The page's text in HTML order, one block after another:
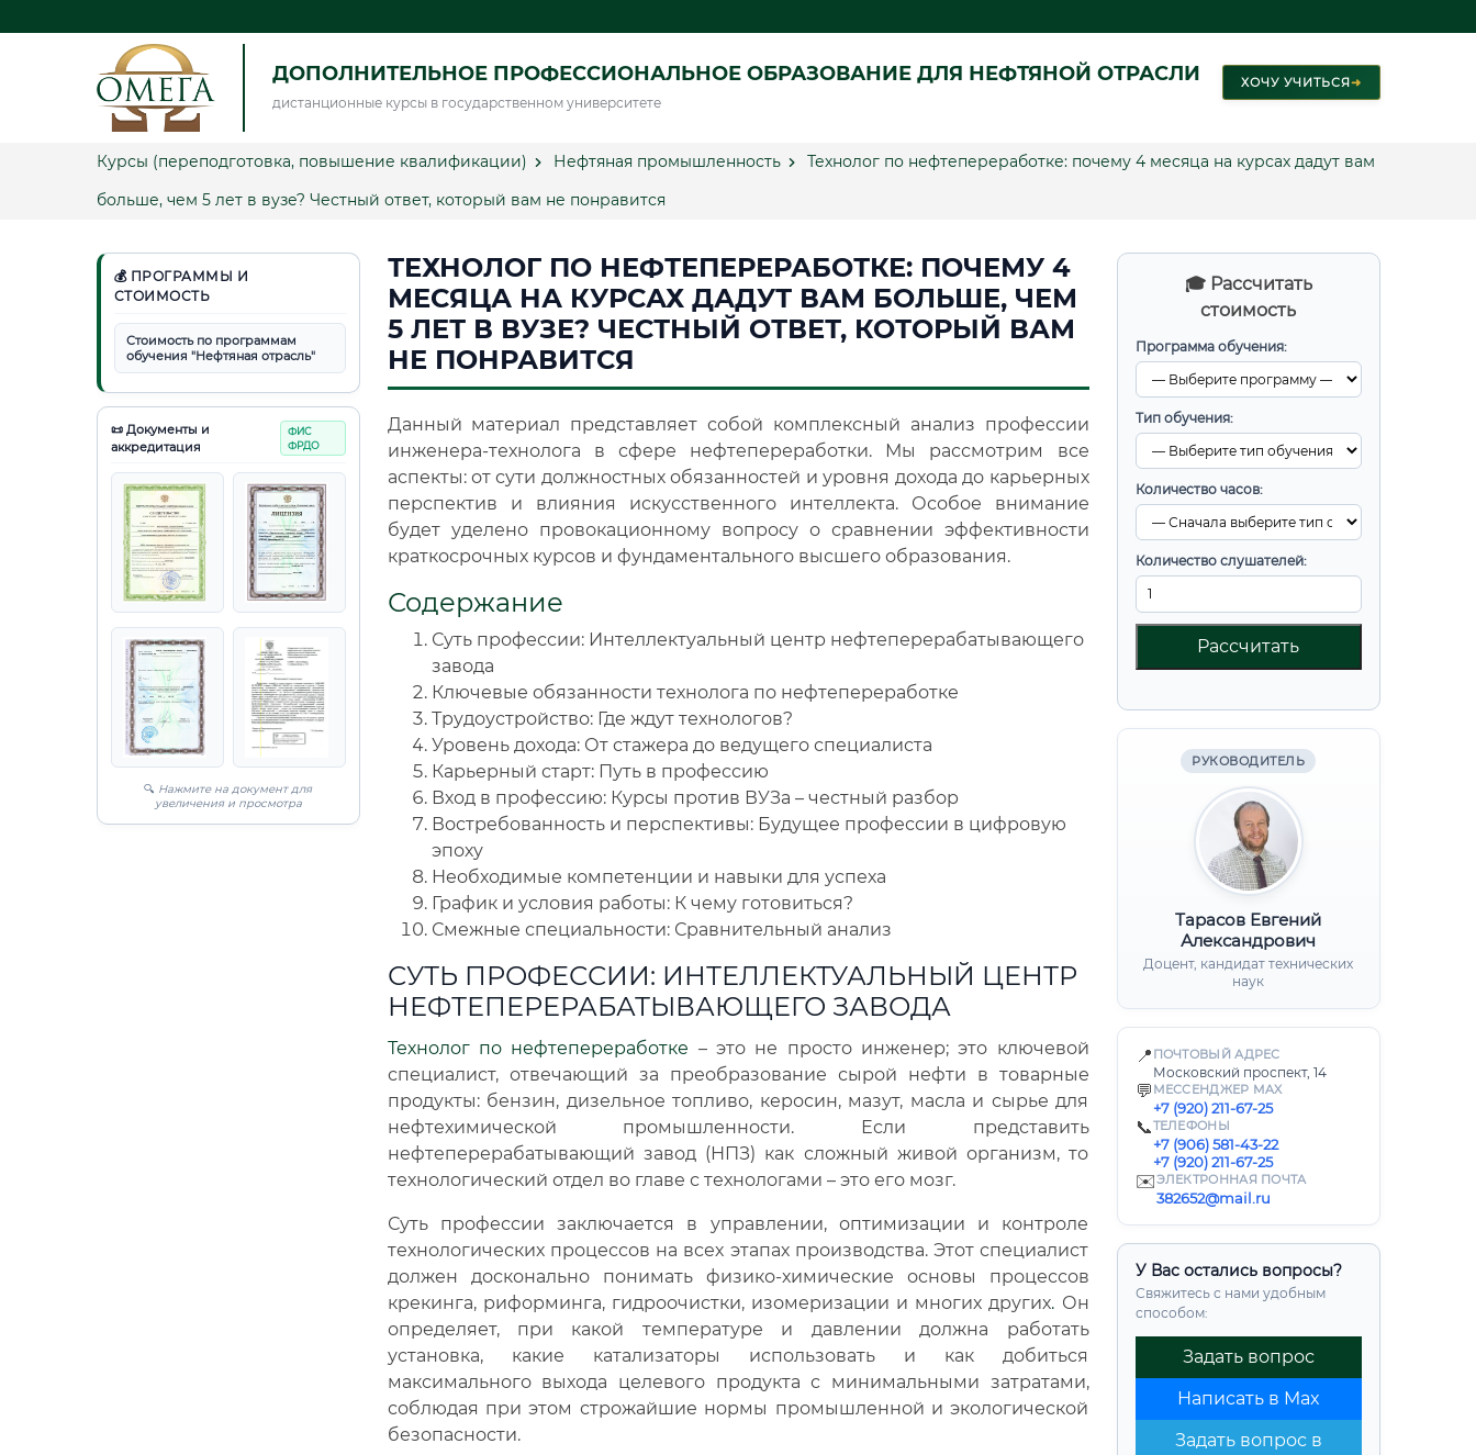
ДОПОЛНИТЕЛЬНОЕ ПРОФЕССИОНАЛЬНОЕ ОБРАЗОВАНИЕ ДЛЯ НЕФТЯНОЙ ОТРАСЛИ
дистанционные курсы в государственном университете
ХОЧУ УЧИТЬСЯ➜
Курсы (переподготовка, повышение квалификации) Нефтяная промышленность
Технолог по нефтепереработке: почему 4 месяца на курсах дадут вам
больше, чем 5 лет в вузе? Честный ответ, который вам не понравится
💰 ПРОГРАММЫ И
СТОИМОСТЬ
Стоимость по программам
обучения "Нефтяная отрасль"
📜 Документы и
аккредитация
ФИС
ФРДО
🔍 Нажмите на документ для
увеличения и просмотра
🎓 Рассчитать
стоимость
Программа обучения:
Тип обучения:
Количество часов:
Количество слушателей:
Рассчитать
РУКОВОДИТЕЛЬ
Тарасов Евгений
Александрович
Доцент, кандидат технических
наук
📍 ПОЧТОВЫЙ АДРЕС
Московский проспект, 14
💬 МЕССЕНДЖЕР MAX
+7 (920) 211-67-25
📞ТЕЛЕФОНЫ
+7 (906) 581-43-22
+7 (920) 211-67-25
✉️ЭЛЕКТРОННАЯ ПОЧТА
382652@mail.ru
У Вас остались вопросы?
Свяжитесь с нами удобным
способом:
Задать вопрос
Написать в Max
Задать вопрос в
ТЕХНОЛОГ ПО НЕФТЕПЕРЕРАБОТКЕ: ПОЧЕМУ 4
МЕСЯЦА НА КУРСАХ ДАДУТ ВАМ БОЛЬШЕ, ЧЕМ
5 ЛЕТ В ВУЗЕ? ЧЕСТНЫЙ ОТВЕТ, КОТОРЫЙ ВАМ
НЕ ПОНРАВИТСЯ
Данный материал представляет собой комплексный анализ профессии
инженера-технолога в сфере нефтепереработки. Мы рассмотрим все
аспекты: от сути должностных обязанностей и уровня дохода до карьерных
перспектив и влияния искусственного интеллекта. Особое внимание
будет уделено провокационному вопросу о сравнении эффективности
краткосрочных курсов и фундаментального высшего образования.
Содержание
Суть профессии: Интеллектуальный центр нефтеперерабатывающего
завода
Ключевые обязанности технолога по нефтепереработке
Трудоустройство: Где ждут технологов?
Уровень дохода: От стажера до ведущего специалиста
Карьерный старт: Путь в профессию
Вход в профессию: Курсы против ВУЗа – честный разбор
Востребованность и перспективы: Будущее профессии в цифровую
эпоху
Необходимые компетенции и навыки для успеха
График и условия работы: К чему готовиться?
Смежные специальности: Сравнительный анализ
СУТЬ ПРОФЕССИИ: ИНТЕЛЛЕКТУАЛЬНЫЙ ЦЕНТР
НЕФТЕПЕРЕРАБАТЫВАЮЩЕГО ЗАВОДА
Технолог по нефтепереработке – это не просто инженер; это ключевой
специалист, отвечающий за преобразование сырой нефти в товарные
продукты: бензин, дизельное топливо, керосин, мазут, масла и сырье для
нефтехимической промышленности. Если представить
нефтеперерабатывающий завод (НПЗ) как сложный живой организм, то
технологический отдел во главе с технологами – это его мозг.
Суть профессии заключается в управлении, оптимизации и контроле
технологических процессов на всех этапах производства. Этот специалист
должен досконально понимать физико-химические основы процессов
крекинга, риформинга, гидроочистки, изомеризации и многих других. Он
определяет, при какой температуре и давлении должна работать
установка, какие катализаторы использовать и как добиться
максимального выхода целевого продукта с минимальными затратами,
соблюдая при этом строжайшие нормы промышленной и экологической
безопасности.